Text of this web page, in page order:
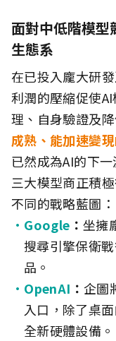
面對中低階模型
生態系
在已投入龐大研
利潤的壓縮促使
理、自身驗證及
成熟、能加速變
已然成為AI的下
三大模型商正積
不同的戰略藍圖：
Google ： 坐擁
搜尋引擎保衛
品。
OpenAI ： 企圖
入口，除了桌
全新硬體設備。